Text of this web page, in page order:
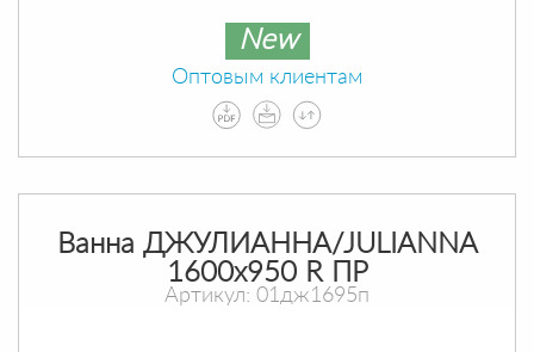
New
Оптовым клиентам
Ванна ДЖУЛИАННА/JULIANNA
1600х950 R ПР
Артикул: 01дж1695п